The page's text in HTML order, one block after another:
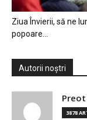
Ziua Învierii, să ne
popoare…
Autorii noștri
3878